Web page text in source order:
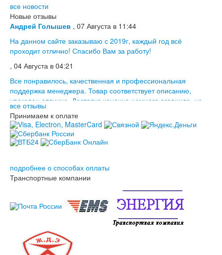
все новости
Новые отзывы
Андрей Голышев , 07 Августа в 11:44
На данном сайте заказываю с 2019г, каждый год всё
проходит отлично! Спасибо Вам за работу!
, 04 Августа в 04:21
Все понравилось, качественная и профессиональная
поддержка менеджера. Товар соответствует описанию,
упакован отлично. Доставка конечно немного огорчила, но
этот вопрос не…
Владимир
Работой сервиса доволен. Спасибо большое!
Владимир, 15 Июля в 02:25
Алексей
Всё отлично! Доехало быстро. Спасибо менеджеру
Анастасии!
Доставили за 2 месяца, товары полностью соответствуют
заказанным, менеджер Екатерина работает оперативно.
все отзывы
Принимаем к оплате
подробнее о способах оплаты
Транспортные компании